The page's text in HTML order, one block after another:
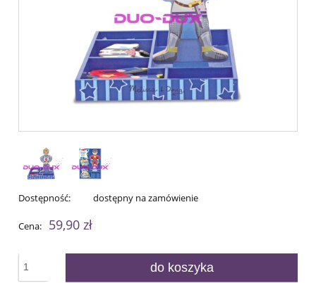
Dostępność: dostępny na zamówienie
Cena: 59,90 zł
do koszyka